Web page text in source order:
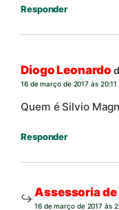
Responder
Diogo Leonardo
16 de março de 2017 às 20:11
Quem é Silvio
Responder
Assessoria de
16 de março de 2017 às